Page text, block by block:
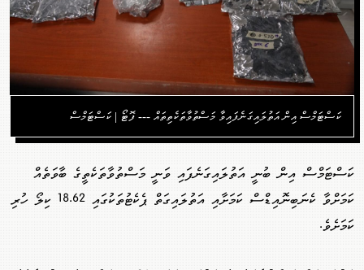
ކަސްޓަމްސް އިން އަތުލައިގަނެފައިވާ މަސްތުވާތަކެތިތައް --- ފޮޓޯ | ކަސްޓަމްސް
ކަސްޓަމްސް އިން ބުނީ އަތުލައިގަނެފައި ވަނީ މަސްތުވާތަކެތީގެ ބާވަތެއް
ކަމަށްވާ ކެނަބިނޮއިޑްސް ކަމަށާއި އަތުލައިގަތް ޕެކެޓުތަކުގައި 18.62 ކިލޯ ހުރި
ކަމަށެވެ.